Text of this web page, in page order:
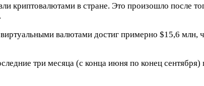
криптовалютами в стране. Это произошло после
валютами достиг примерно $15,6 млн,
три месяца (с конца июня по конец